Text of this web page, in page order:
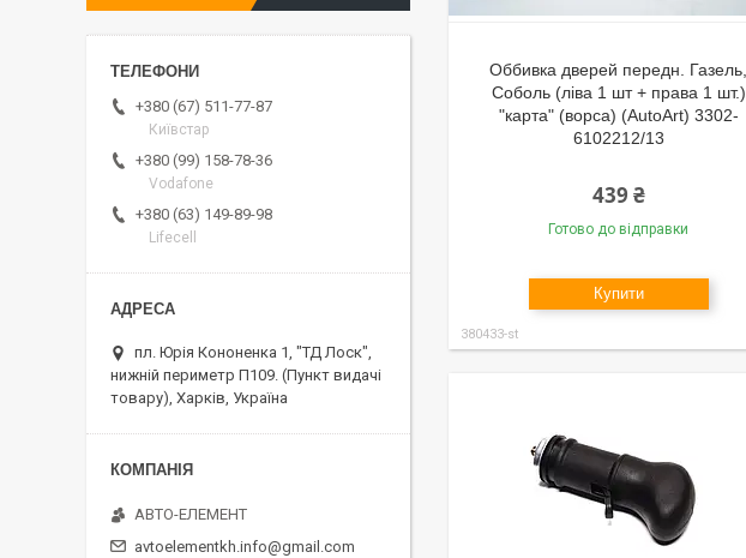
Оббивка дверей передн. Газель,
Соболь (ліва 1 шт + права 1 шт.)
"карта" (ворса) (AutoArt) 3302-
6102212/13
439 ₴
Готово до відправки
Купити
380433-st
+380 (67) 511-77-87
Київстар
+380 (99) 158-78-36
Vodafone
+380 (63) 149-89-98
Lifecell
пл. Юрія Кононенка 1, "ТД Лоск",
нижній периметр П109. (Пункт видачі
товару), Харків, Україна
АВТО-ЕЛЕМЕНТ
avtoelementkh.info@gmail.com